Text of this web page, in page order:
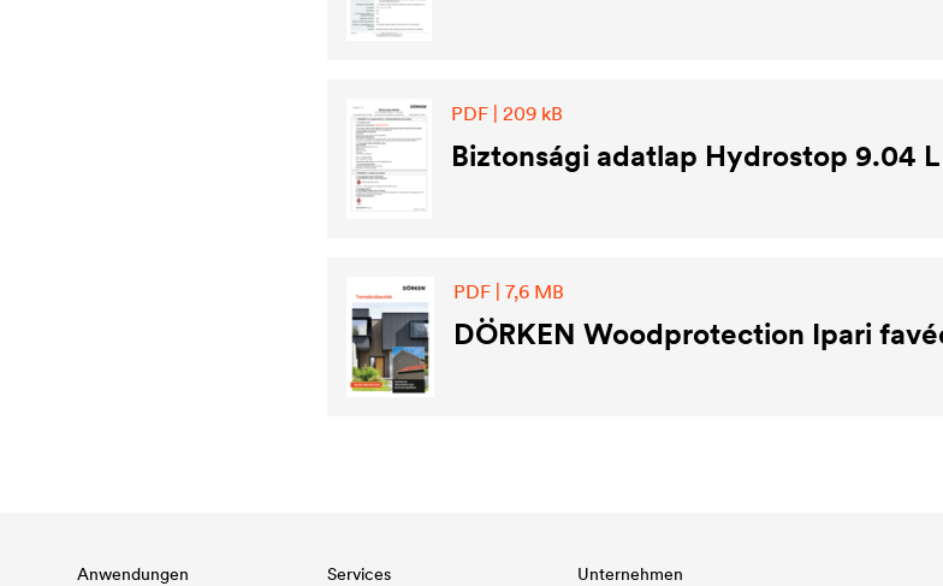
PDF | 209 kB
Biztonsági adatlap Hydrostop 9.04
PDF | 7,6 MB
DÖRKEN Woodprotection Ipari
Anwendungen Services Unternehmen